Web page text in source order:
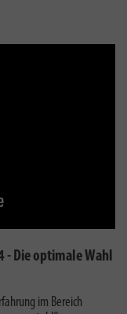
- Die optimale Wahl
im Bereich